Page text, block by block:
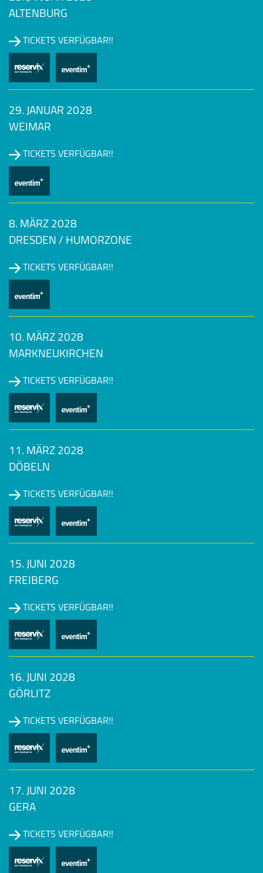
ALTENBURG
TICKETS VERFÜGBAR!!
29. JANUAR 2028
WEIMAR
TICKETS VERFÜGBAR!!
8. MÄRZ 2028
DRESDEN / HUMORZONE
TICKETS VERFÜGBAR!!
10. MÄRZ 2028
MARKNEUKIRCHEN
TICKETS VERFÜGBAR!!
11. MÄRZ 2028
DÖBELN
TICKETS VERFÜGBAR!!
15. JUNI 2028
FREIBERG
TICKETS VERFÜGBAR!!
16. JUNI 2028
GÖRLITZ
TICKETS VERFÜGBAR!!
17. JUNI 2028
GERA
TICKETS VERFÜGBAR!!